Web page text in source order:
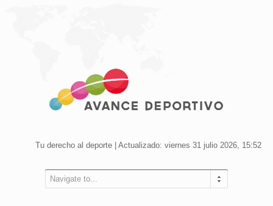
Tu derecho al deporte | Actualizado: viernes 31 julio 2026, 15:52
Navigate to...